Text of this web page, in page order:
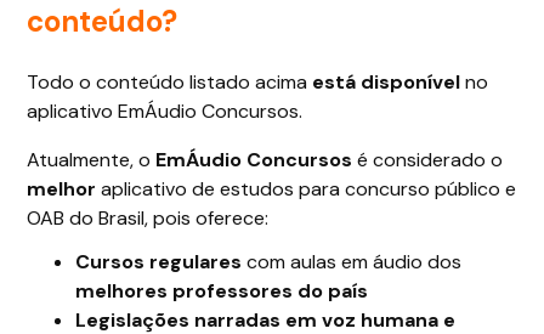
conteúdo?
Todo o conteúdo listado acima está disponívelno
aplicativo EmÁudio Concursos.
Atualmente, o EmÁudio Concursos é considerado o
melhor aplicativo de estudos para concurso público e
OAB do Brasil, pois oferece:
Cursos regulares com aulas em áudio dos
melhores professores do país
Legislações narradas em voz humana e